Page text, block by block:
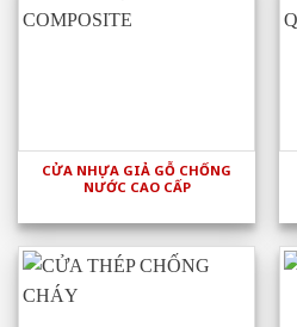
CỬA NHỰA GIẢ GỖ CHỐNG
NƯỚC CAO CẤP